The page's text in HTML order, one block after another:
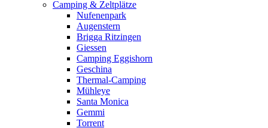
Camping & Zeltplätze
Nufenenpark
Augenstern
Brigga Ritzingen
Giessen
Camping Eggishorn
Geschina
Thermal-Camping
Mühleye
Santa Monica
Gemmi
Torrent